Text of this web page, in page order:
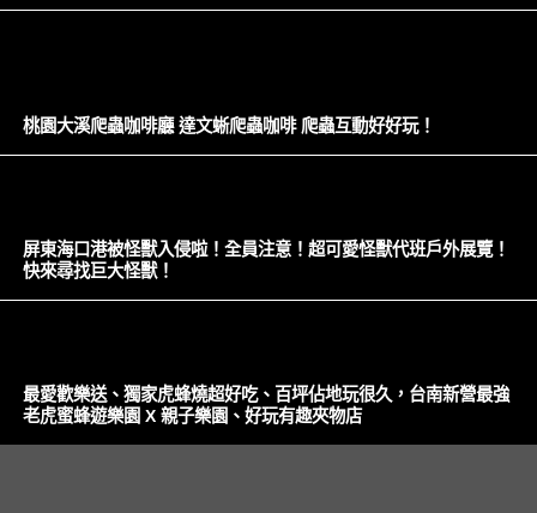
桃園大溪爬蟲咖啡廳 達文蜥爬蟲咖啡 爬蟲互動好好玩！
屏東海口港被怪獸入侵啦！全員注意！超可愛怪獸代班戶外展覽！
快來尋找巨大怪獸！
最愛歡樂送、獨家虎蜂燒超好吃、百坪佔地玩很久，台南新營最強
老虎蜜蜂遊樂園 X 親子樂園、好玩有趣夾物店